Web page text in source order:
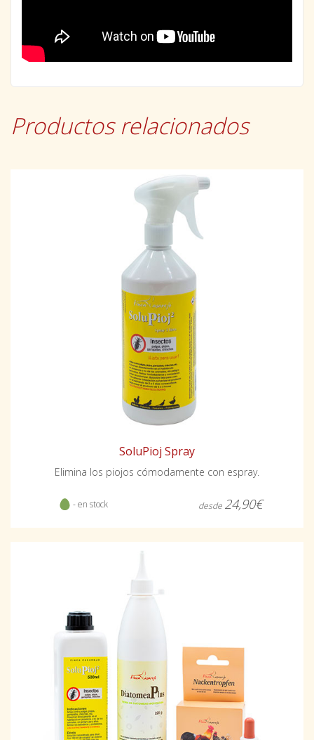
Productos relacionados
SoluPioj Spray
Elimina los piojos cómodamente con espray.
- en stock desde 24,90€